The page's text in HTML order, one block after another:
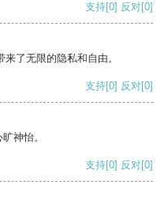
支持[0] 反对[0]
了无限的隐私和自由。
支持[0] 反对[0]
神怡。
支持[0] 反对[0]